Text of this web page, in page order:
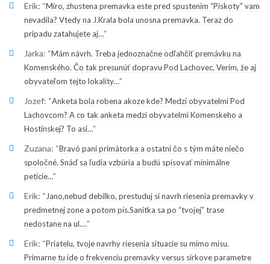
Erik: “Miro, zhustena premavka este pred spustenim “Piskoty” vam
nevadila? Vtedy na J.Krala bola unosna premavka. Teraz do
pripadu zatahujete aj…”
Jarka: “Mám návrh. Treba jednoznačne odľahčiť premávku na
Komenského. Čo tak presunúť dopravu Pod Lachovec. Verím, že aj
obyvateľom tejto lokality…”
Jozef: “Anketa bola robena akoze kde? Medzi obyvatelmi Pod
Lachovcom? A co tak anketa medzi obyvatelmi Komenskeho a
Hostinskej? To asi…”
Zuzana: “Bravó pani primátorka a ostatní čo s tým máte niečo
spoločné. Snáď sa ľudia vzbúria a budú spisovať minimálne
petície…”
Erik: “Jano,nebud debilko, prestuduj si navrh riesenia premavky v
predmetnej zone a potom pís.Sanitka sa po “tvojej” trase
nedostane na ul.…”
Erik: “Priatelu, tvoje navrhy riesenia situacie su mimo misu.
Primarne tu ide o frekvenciu premavky versus sirkove parametre